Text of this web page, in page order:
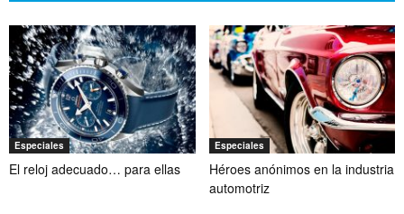
Especiales
El reloj adecuado… para ellas
Especiales
Héroes anónimos en la industria
automotriz